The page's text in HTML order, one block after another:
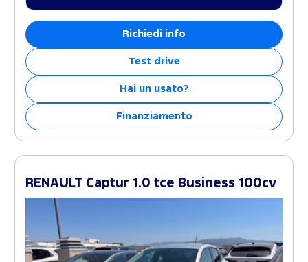
Richiedi info
Test drive
Hai un usato?
Finanziamento
RENAULT Captur 1.0 tce Business 100cv